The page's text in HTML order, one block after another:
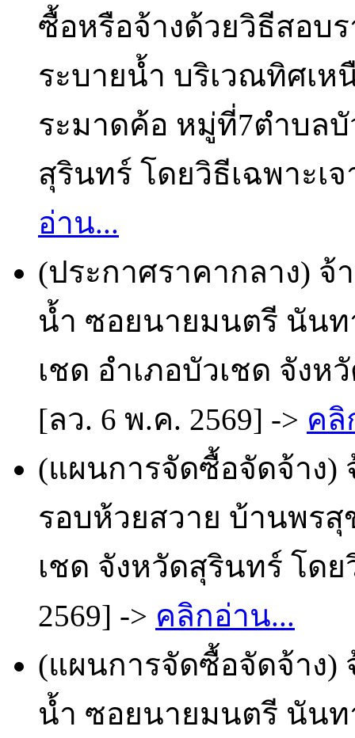
ซื้อหรือจ้างด้วยวิธีสอบ
ระบายน้ำ บริเวณทิศเห
ระมาดค้อ หมู่ที่7ตำบลบั
สุรินทร์ โดยวิธีเฉพาะเ
อ่าน...
(ประกาศราคากลาง) จ้
น้ำ ซอยนายมนตรี นัน
เชด อำเภอบัวเชด จังห
[ลว. 6 พ.ค. 2569] -> คลิ
(แผนการจัดซื้อจัดจ้าง)
รอบห้วยสวาย บ้านพรสุ
เชด จังหวัดสุรินทร์ โดย
2569] -> คลิกอ่าน...
(แผนการจัดซื้อจัดจ้าง)
น้ำ ซอยนายมนตรี นัน